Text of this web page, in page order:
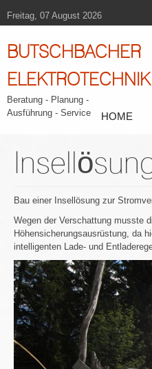
Freitag, 07 August 2026
BUTSCHBACHER
ELEKTROTECHNIK
Beratung - Planung -
Ausführung - Service
HOME
Bau einer Insellösung zur
Wegen der Verschattung musste
Höhensicherungsausrüstung, da
intelligenten Lade- und